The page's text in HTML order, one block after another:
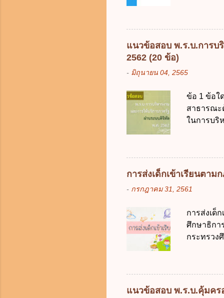
เป็นกรอ
ร้อยละ 10
การคลัง
ธรรมเนี
ต้องการข
ของรัฐจะ
ประกอบก
การจัดสร
แนวข้อสอบ พ.ร.บ.การบ
2562 (20 ข้อ)
- มิถุนายน 04, 2565
ข้อ 1 ข้อใ
สาธารณะ
ในการบริ
(องค์กา
ระบบดิจิทั
อย่างคุ้มค่
ตามมาต
การใช้จ่า
เป็นศูนย์แ
บริหารจัด
ภาครัฐแล
การส่งเด็กเข้าเรียนตาม
- กรกฎาคม 31, 2561
การส่งเด็
ศึกษาธิกา
กระทรวง
การศึกษ
ดังนี้ 1. คำ
แต่เด็กที่
แนวข้อสอบ พ.ร.บ.คุ้มคร